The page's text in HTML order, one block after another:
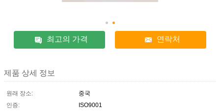
최고의 가격 연락처
제품 상세 정보
원래 장소:
중국
인증:
ISO9001